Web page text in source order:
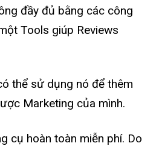
đầy đủ bằng các công
Tools giúp Reviews
thể sử dụng nó để thêm
Marketing của mình.
cụ hoàn toàn miễn phí. Do